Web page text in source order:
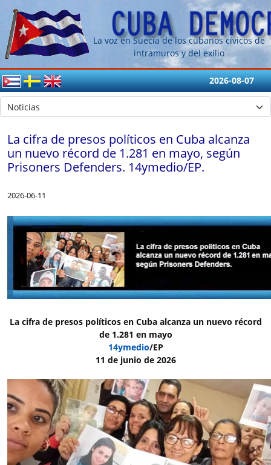
La voz en Suecia de los cubanos cívicos de
intramuros y del exílio
2026-08-07
La cifra de presos políticos en Cuba alcanza
un nuevo récord de 1.281 en mayo, según
Prisoners Defenders. 14ymedio/EP.
2026-06-11
La cifra de presos políticos en Cuba alcanza un nuevo récord
de 1.281 en mayo
14ymedio/EP
11 de junio de 2026